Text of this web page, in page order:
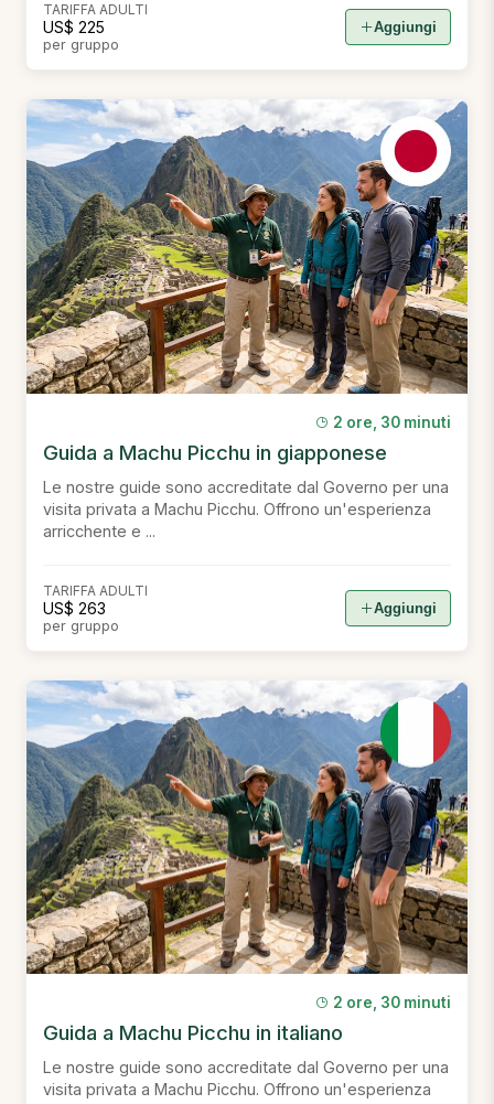
TARIFFA ADULTI
US$ 225
per gruppo
Aggiungi
2 ore, 30 minuti
Guida a Machu Picchu in giapponese
Le nostre guide sono accreditate dal Governo per una
visita privata a Machu Picchu. Offrono un'esperienza
arricchente e ...
TARIFFA ADULTI
US$ 263
per gruppo
Aggiungi
2 ore, 30 minuti
Guida a Machu Picchu in italiano
Le nostre guide sono accreditate dal Governo per una
visita privata a Machu Picchu. Offrono un'esperienza